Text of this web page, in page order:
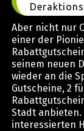
Aber nicht nur
einer der
seinem neuen
wieder an die
Gutscheine, 2
Stadt anbieten.
interessierten